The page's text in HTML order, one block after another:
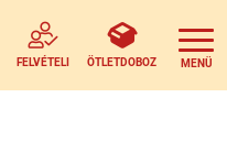
FELVÉTELI ÖTLETDOBOZ